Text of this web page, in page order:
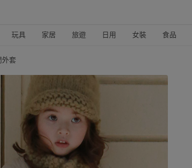
玩具 家居 旅遊 日用 女裝 食品
外套